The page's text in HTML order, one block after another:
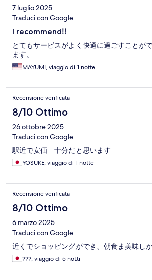
7 luglio 2025
Traduci con Google
I recommend‼️
とてもサービスがよく快適に過ごすことが
ます。
MAYUMI, viaggio di 1 notte
Recensione verificata
8/10 Ottimo
26 ottobre 2025
Traduci con Google
駅近で安価 十分だと思います
YOSUKE, viaggio di 1 notte
Recensione verificata
8/10 Ottimo
6 marzo 2025
Traduci con Google
近くでショッピングができ、朝食ま美味しか
???, viaggio di 5 notti